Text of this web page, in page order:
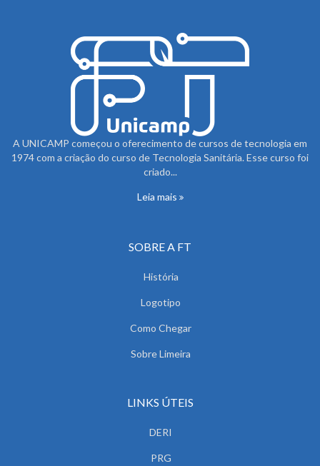
A UNICAMP começou o oferecimento de cursos de tecnologia em
1974 com a criação do curso de Tecnologia Sanitária. Esse curso foi
criado...
Leia mais
SOBRE A FT
História
Logotipo
Como Chegar
Sobre Limeira
LINKS ÚTEIS
DERI
PRG